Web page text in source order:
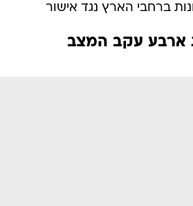
שונות ברחבי הארץ נגד אישור
ארבע עקב המצב